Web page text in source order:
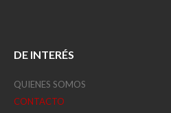
DE INTERÉS
QUIENES SOMOS
CONTACTO